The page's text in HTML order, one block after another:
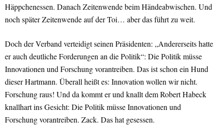
Häppchenessen. Danach Zeitenwende beim Händeabwischen. Und
noch später Zeitenwende auf der Toi… aber das führt zu weit.
Doch der Verband verteidigt seinen Präsidenten: „Andererseits hatte
er auch deutliche Forderungen an die Politik“: Die Politik müsse
Innovationen und Forschung vorantreiben. Das ist schon ein Hund
dieser Hartmann. Überall heißt es: Innovation wollen wir nicht.
Forschung raus! Und da kommt er und knallt dem Robert Habeck
knallhart ins Gesicht: Die Politik müsse Innovationen und
Forschung vorantreiben. Zack. Das hat gesessen.